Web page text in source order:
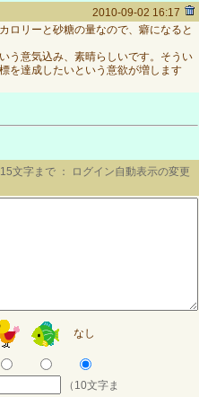
2010-09-02 16:17
ロリーと砂糖の量なので、癖になると
う意気込み、素晴らしいです。そうい
を達成したいという意欲が増します
15文字まで ： ログイン自動表示の変更
なし
（10文字ま